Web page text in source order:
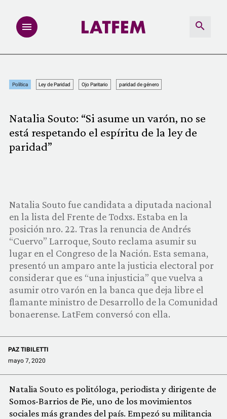
MULTIMEDIA
REDACCIÓN ABIERTA
PRODUCTOS
COMUNIDAD
QUIÉNES SOMOS
Política Ley de Paridad Ojo Paritario paridad de género
Natalia Souto: “Si asume un varón, no se
está respetando el espíritu de la ley de
paridad”
Natalia Souto fue candidata a diputada nacional
en la lista del Frente de Todxs. Estaba en la
posición nro. 22. Tras la renuncia de Andrés
“Cuervo” Larroque, Souto reclama asumir su
lugar en el Congreso de la Nación. Esta semana,
presentó un amparo ante la justicia electoral por
considerar que es “una injusticia” que vuelva a
asumir otro varón en la banca que deja libre el
flamante ministro de Desarrollo de la Comunidad
bonaerense. LatFem conversó con ella.
PAZ TIBILETTI
mayo 7, 2020
Natalia Souto es politóloga, periodista y dirigente de
Somos-Barrios de Pie, uno de los movimientos
sociales más grandes del país. Empezó su militancia